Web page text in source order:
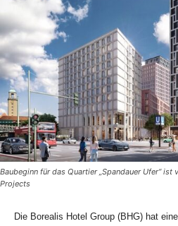
Baubeginn für das Quartier „Spandauer Ufer“
Projects
Die Borealis Hotel Group (BHG) hat